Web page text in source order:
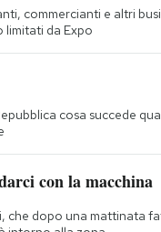
commercianti e altri
limitati da Expo
cosa succede
con la macchina
che dopo una mattinata